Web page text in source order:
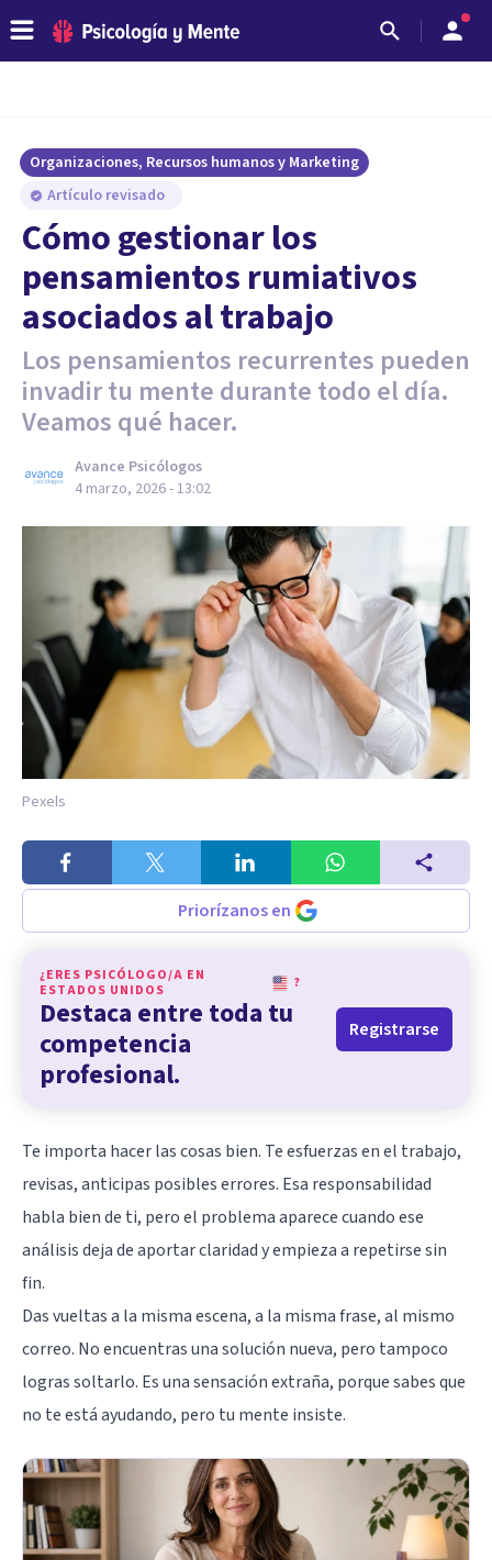
Organizaciones, Recursos humanos y Marketing
Artículo revisado
Cómo gestionar los
pensamientos rumiativos
asociados al trabajo
Los pensamientos recurrentes pueden
invadir tu mente durante todo el día.
Veamos qué hacer.
Avance Psicólogos
4 marzo, 2026 - 13:02
Pexels
Priorízanos en
¿ERES PSICÓLOGO/A EN
ESTADOS UNIDOS
?
Destaca entre toda tu
competencia
profesional.
Registrarse
Te importa hacer las cosas bien. Te esfuerzas en el trabajo,
revisas, anticipas posibles errores. Esa responsabilidad
habla bien de ti, pero el problema aparece cuando ese
análisis deja de aportar claridad y empieza a repetirse sin
fin.
Das vueltas a la misma escena, a la misma frase, al mismo
correo. No encuentras una solución nueva, pero tampoco
logras soltarlo. Es una sensación extraña, porque sabes que
no te está ayudando, pero tu mente insiste.